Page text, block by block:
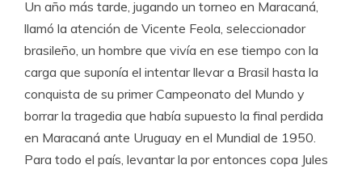
Un año más tarde, jugando un torneo en Maracaná,
llamó la atención de Vicente Feola, seleccionador
brasileño, un hombre que vivía en ese tiempo con la
carga que suponía el intentar llevar a Brasil hasta la
conquista de su primer Campeonato del Mundo y
borrar la tragedia que había supuesto la final perdida
en Maracaná ante Uruguay en el Mundial de 1950.
Para todo el país, levantar la por entonces copa Jules